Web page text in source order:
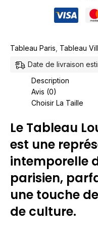
Tableau Paris Tableau
Date de livraison
Description
Avis (0)
Choisir La Taille
Le Tableau
est une
intemporelle
parisien,
une touche
de culture.